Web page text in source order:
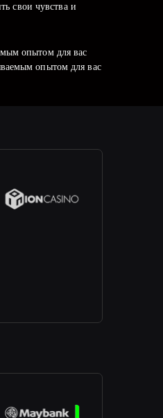
свои чувства и
опытом для вас
опытом для вас